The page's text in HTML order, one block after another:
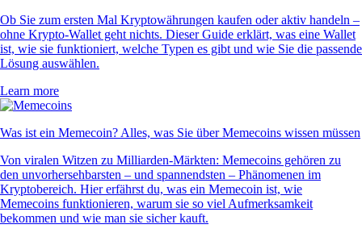
Ob Sie zum ersten Mal Kryptowährungen kaufen oder aktiv handeln –
ohne Krypto-Wallet geht nichts. Dieser Guide erklärt, was eine Wallet
ist, wie sie funktioniert, welche Typen es gibt und wie Sie die passende
Lösung auswählen.
Learn more
Was ist ein Memecoin? Alles, was Sie über Memecoins wissen müssen
Von viralen Witzen zu Milliarden-Märkten: Memecoins gehören zu
den unvorhersehbarsten – und spannendsten – Phänomenen im
Kryptobereich. Hier erfährst du, was ein Memecoin ist, wie
Memecoins funktionieren, warum sie so viel Aufmerksamkeit
bekommen und wie man sie sicher kauft.